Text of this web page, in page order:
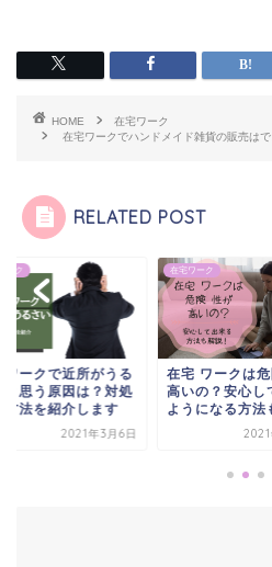
HOME
在宅ワーク
在宅ワークでハンドメイド雑貨の販売は
RELATED POST
ーク
ワークで近所がうる
と思う原因は？対処
方法を紹介します
2021年3月6日
在宅ワーク
在宅 ワークは
高いの？安心し
ようになる方法